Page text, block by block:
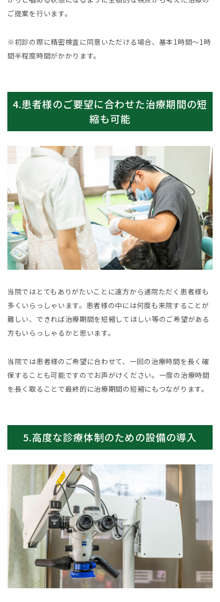
ご提案を行います。
※初診の際に精密検査に同意いただける場合、基本1時間～1時
間半程度時間がかかります。
4.患者様のご要望に合わせた治療期間の短
縮も可能
当院ではとてもありがたいことに遠方から通院ただく患者様も
多くいらっしゃいます。患者様の中には何度も来院することが
難しい、できれば治療期間を短縮してほしい等のご希望がある
方もいらっしゃるかと思います。
当院では患者様のご希望に合わせて、一回の治療時間を長く確
保することも可能ですのでお声がけください。一度の治療時間
を長く取ることで最終的に治療期間の短縮にもつながります。
5.高度な診療体制のための設備の導入